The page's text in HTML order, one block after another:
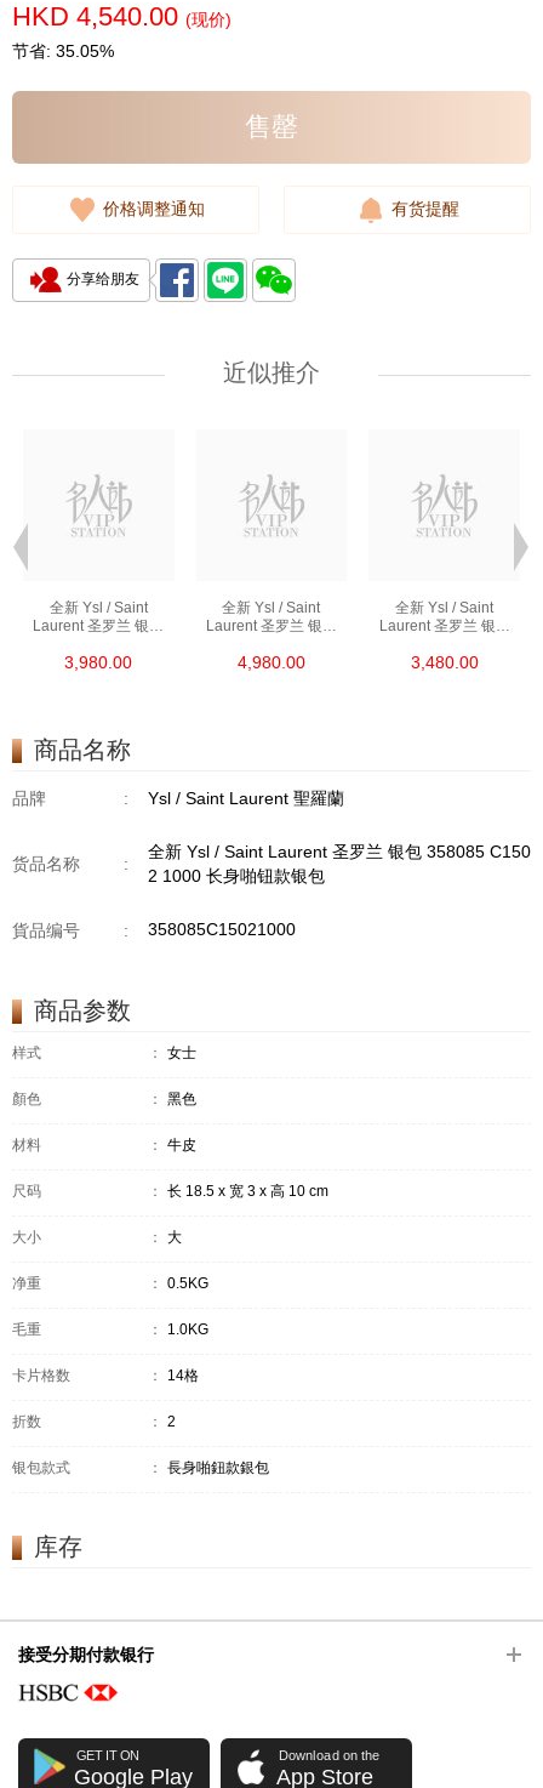
HKD 4,540.00 (现价)
节省: 35.05%
售罄
价格调整通知 有货提醒
分享给朋友
近似推介
全新 Ysl / Saint
Laurent 圣罗兰 银包
短身折叠款银包
3,980.00
全新 Ysl / Saint
Laurent 圣罗兰 银包
短身拉链款银包
4,980.00
全新 Ysl / Saint
Laurent 圣罗兰 银包
短身啪钮款银包
3,480.00
商品名称
品牌 : Ysl / Saint Laurent 聖羅蘭
货品名称 :
全新 Ysl / Saint Laurent 圣罗兰 银包 358085 C150
2 1000 长身啪钮款银包
貨品编号 : 358085C15021000
商品参数
样式 ： 女士
顏色 ： 黑色
材料 ： 牛皮
尺码 ： 长 18.5 x 宽 3 x 高 10 cm
大小 ： 大
净重 ： 0.5KG
毛重 ： 1.0KG
卡片格数 ： 14格
折数 ： 2
银包款式 ： 長身啪鈕款銀包
库存
接受分期付款银行
GET IT ON
Google Play
Download on the
App Store